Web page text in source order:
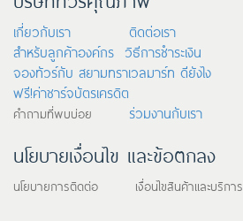
เกี่ยวกับเรา
ติดต่อเรา
สำหรับลูกค้าองค์กร วิธีการชำระเงิน
จองทัวร์กับ สยามทราเวลมาร์ท ดียังไง
ฟรี!ค่าชาร์จบัตรเครดิต
คำถามที่พบบ่อย ร่วมงานกับเรา
นโยบายเงื่อนไข และข้อตกลง
นโยบายการติดต่อ เงื่อนไขสินค้าและบริการ